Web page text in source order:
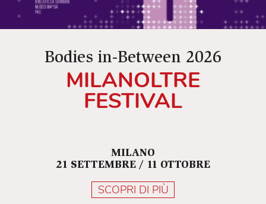
Bodies in-Between 2026
MILANOLTRE
FESTIVAL
SCOPRI DI PIÙ
MILANO
21 SETTEMBRE / 11 OTTOBRE